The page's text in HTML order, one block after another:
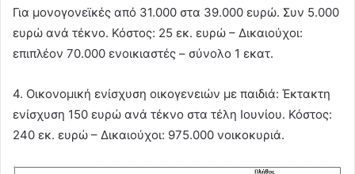
Για μονογονεϊκές από 31.000 στα 39.000 ευρώ. Συν 5.000
ευρώ ανά τέκνο. Κόστος: 25 εκ. ευρώ – Δικαιούχοι:
επιπλέον 70.000 ενοικιαστές – σύνολο 1 εκατ.
4. Οικονομική ενίσχυση οικογενειών με παιδιά: Έκτακτη
ενίσχυση 150 ευρώ ανά τέκνο στα τέλη Ιουνίου. Κόστος:
240 εκ. ευρώ – Δικαιούχοι: 975.000 νοικοκυριά.